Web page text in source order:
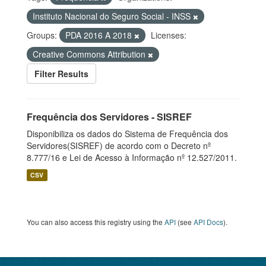
Instituto Nacional do Seguro Social - INSS
Groups:
PDA 2016 A 2018
Licenses:
Creative Commons Attribution
Filter Results
Frequência dos Servidores - SISREF
Disponibiliza os dados do Sistema de Frequência dos
Servidores(SISREF) de acordo com o Decreto nº
8.777/16 e Lei de Acesso à Informação nº 12.527/2011.
CSV
You can also access this registry using the API (see API Docs).